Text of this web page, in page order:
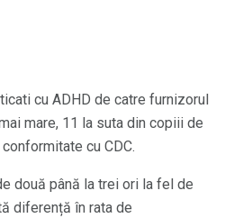
cu ADHD de catre furnizorul
mare, 11 la suta din copiii de
cu CDC.
două până la trei ori la fel de
diferență în rata de